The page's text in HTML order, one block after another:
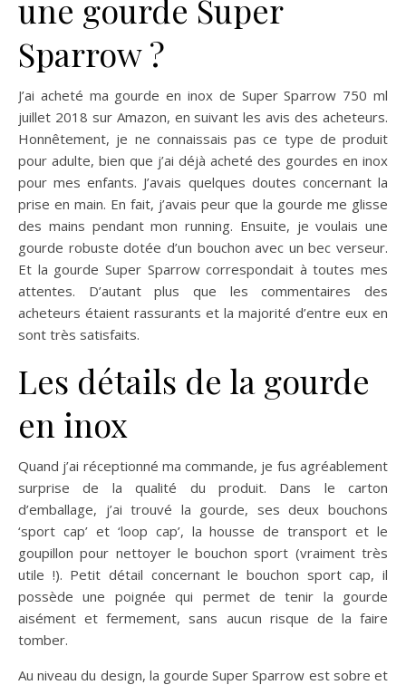
une gourde Super
Sparrow ?
J’ai acheté ma gourde en inox de Super Sparrow 750 ml
juillet 2018 sur Amazon, en suivant les avis des acheteurs.
Honnêtement, je ne connaissais pas ce type de produit
pour adulte, bien que j’ai déjà acheté des gourdes en inox
pour mes enfants. J’avais quelques doutes concernant la
prise en main. En fait, j’avais peur que la gourde me glisse
des mains pendant mon running. Ensuite, je voulais une
gourde robuste dotée d’un bouchon avec un bec verseur.
Et la gourde Super Sparrow correspondait à toutes mes
attentes. D’autant plus que les commentaires des
acheteurs étaient rassurants et la majorité d’entre eux en
sont très satisfaits.
Les détails de la gourde
en inox
Quand j’ai réceptionné ma commande, je fus agréablement
surprise de la qualité du produit. Dans le carton
d’emballage, j’ai trouvé la gourde, ses deux bouchons
‘sport cap’ et ‘loop cap’, la housse de transport et le
goupillon pour nettoyer le bouchon sport (vraiment très
utile !). Petit détail concernant le bouchon sport cap, il
possède une poignée qui permet de tenir la gourde
aisément et fermement, sans aucun risque de la faire
tomber.
Au niveau du design, la gourde Super Sparrow est sobre et